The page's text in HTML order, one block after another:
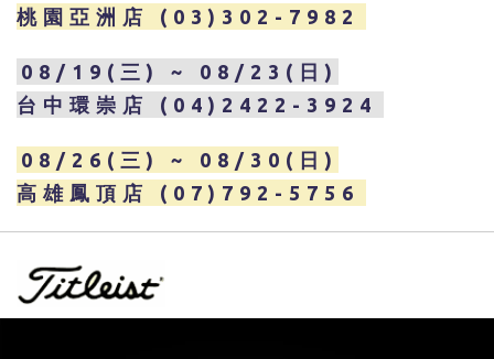
桃園亞洲店 (03)302-7982
08/19(三) ~ 08/23(日)
台中環崇店 (04)2422-3924
08/26(三) ~ 08/30(日)
高雄鳳頂店 (07)792-5756